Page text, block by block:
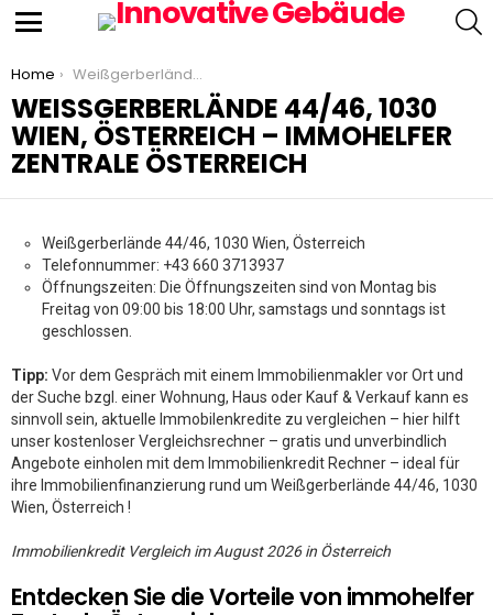
You are here:
Home Weißgerberlände 44/46, 1030 Wien, Österreich – immohelfer Zentrale Österreich
WEISSGERBERLÄNDE 44/46, 1030 W
IEN, ÖSTERREICH – IMMOHELFER Z
ENTRALE ÖSTERREICH
Weißgerberlände 44/46, 1030 Wien, Österreich
Telefonnummer: +43 660 3713937
Öffnungszeiten: Die Öffnungszeiten sind von Montag bis
Freitag von 09:00 bis 18:00 Uhr, samstags und sonntags ist
geschlossen.
Tipp: Vor dem Gespräch mit einem Immobilienmakler vor Ort und
der Suche bzgl. einer Wohnung, Haus oder Kauf & Verkauf kann es
sinnvoll sein, aktuelle Immobilenkredite zu vergleichen – hier hilft
unser kostenloser Vergleichsrechner – gratis und unverbindlich
Angebote einholen mit dem Immobilienkredit Rechner – ideal für
ihre Immobilienfinanzierung rund um Weißgerberlände 44/46, 1030
Wien, Österreich !
Immobilienkredit Vergleich im August 2026 in Österreich
Entdecken Sie die Vorteile von immohelfer